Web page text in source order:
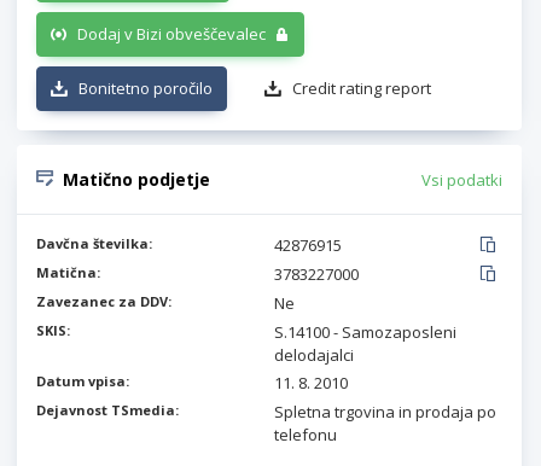
Dodaj v Bizi obveščevalec
Bonitetno poročilo Credit rating report
Matično podjetje Vsi podatki
Davčna številka: 42876915
Matična: 3783227000
Zavezanec za DDV: Ne
SKIS:
S.14100 - Samozaposleni
delodajalci
Datum vpisa: 11. 8. 2010
Dejavnost TSmedia:
Spletna trgovina in prodaja po
telefonu